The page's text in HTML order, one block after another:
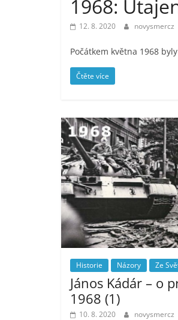
1968:
12. 8. 2020 novysmercz
Počátkem května 1968
Čtěte více
Historie Názory Ze
János Kádár – o
1968 (1)
10. 8. 2020 novysmercz